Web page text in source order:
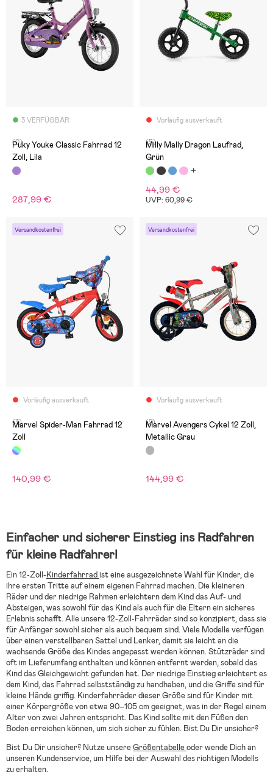
3 VERFÜGBAR
(0)
Puky Youke Classic Fahrrad 12
Zoll, Lila
287,99 €
Vorläufig ausverkauft
(5)
Milly Mally Dragon Laufrad,
Grün
44,99 €
UVP: 60,99 €
Versandkostenfrei
Vorläufig ausverkauft
(3)
Marvel Spider-Man Fahrrad 12
Zoll
140,99 €
Versandkostenfrei
Vorläufig ausverkauft
(2)
Marvel Avengers Cykel 12 Zoll,
Metallic Grau
144,99 €
Einfacher und sicherer Einstieg ins Radfahren
für kleine Radfahrer!
Ein 12-Zoll-Kinderfahrradist eine ausgezeichnete Wahl für Kinder, die
ihre ersten Tritte auf einem eigenen Fahrrad machen. Die kleineren
Räder und der niedrige Rahmen erleichtern dem Kind das Auf- und
Absteigen, was sowohl für das Kind als auch für die Eltern ein sicheres
Erlebnis schafft. Alle unsere 12-Zoll-Fahrräder sind so konzipiert, dass sie
für Anfänger sowohl sicher als auch bequem sind. Viele Modelle verfügen
über einen verstellbaren Sattel und Lenker, damit sie leicht an die
wachsende Größe des Kindes angepasst werden können. Stützräder sind
oft im Lieferumfang enthalten und können entfernt werden, sobald das
Kind das Gleichgewicht gefunden hat. Der niedrige Einstieg erleichtert es
dem Kind, das Fahrrad selbstständig zu handhaben, und die Griffe sind für
kleine Hände griffig. Kinderfahrräder dieser Größe sind für Kinder mit
einer Körpergröße von etwa 90–105 cm geeignet, was in der Regel einem
Alter von zwei Jahren entspricht. Das Kind sollte mit den Füßen den
Boden erreichen können, um sich sicher zu fühlen. Bist Du Dir unsicher?
Bist Du Dir unsicher? Nutze unsereGrößentabelleoder wende Dich an
unseren Kundenservice, um Hilfe bei der Auswahl des richtigen Modells
zu erhalten.